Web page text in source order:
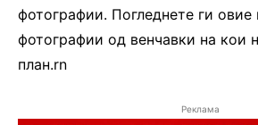
фотографии. Погледнете ги овие
фотографии од венчавки на кои
план.rn
Реклама